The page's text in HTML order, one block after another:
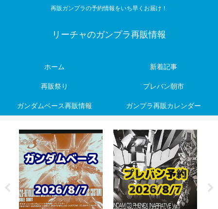
再販ガンプラの予約情報をいち早くお届け！
リーチャのガンプラ再販情報
ホーム 新着記事
再販祭り プレバン朝市
ガンダムベース再販情報 ガンプラ再販カレンダー